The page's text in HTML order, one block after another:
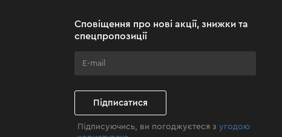
Сповіщення про нові акції, знижки та
спецпропозиції
Підписатися
Підписуючись, ви погоджуєтеся з угодою